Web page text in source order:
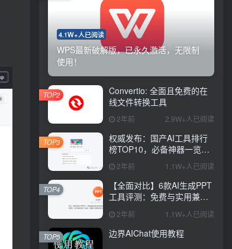
4.1W+人已阅读
WPS最新破解版，已永久激活，无限制
使用！
Convertio: 全面且免费的在
线文件转换工具
2年前 2.9W+人已阅读
TOP2
权威发布：国产AI工具排行
榜TOP10，必备神器一览无
2年前 1.1W+人已阅读
TOP3
【全面对比】6款AI生成PPT
工具评测：免费与实用兼
具，哪款更胜一筹？
2年前 1.1W+人已阅读
TOP4
边界AIChat使用教程
TOP5